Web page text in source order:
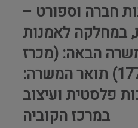
חברה וספורט –
במחלקה לאמנות
הבאה: (מכרז
מס' 177/23) תואר המשרה:
פלסטית ועיצוב
במרכז הקוביה